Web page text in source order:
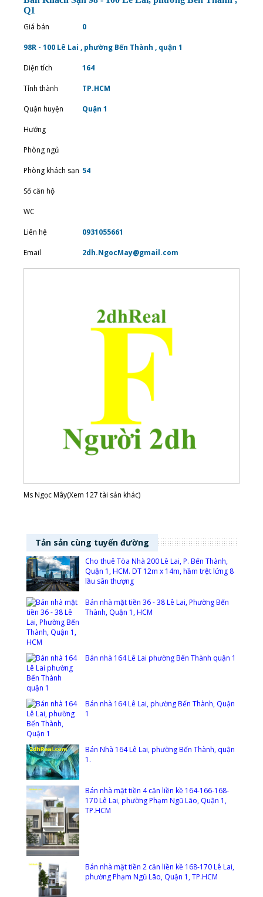
Q1
Giá bán
0
98R - 100 Lê Lai , phường Bến Thành , quận 1
Diện tích 164
Tỉnh thành TP.HCM
Quận huyện Quận 1
Hướng
Phòng ngủ
Phòng khách sạn 54
Số căn hộ
WC
Liên hệ 0931055661
Email 2dh.NgocMay@gmail.com
Ms Ngọc Mây(Xem 127 tài sản khác)
Tản sản cùng tuyến đường
Cho thuê Tòa Nhà 200 Lê Lai, P. Bến Thành,
Quận 1, HCM. DT 12m x 14m, hầm trệt lửng 8
lầu sân thượng
Bán nhà mặt tiền 36 - 38 Lê Lai, Phường Bến
Thành, Quận 1, HCM
Bán nhà 164 Lê Lai phường Bến Thành quận 1
Bán nhà 164 Lê Lai, phường Bến Thành, Quận
1
Bán Nhà 164 Lê Lai, phường Bến Thành, quận
1.
Bán nhà mặt tiền 4 căn liền kề 164-166-168-
170 Lê Lai, phường Phạm Ngũ Lão, Quận 1,
TP.HCM
Bán nhà mặt tiền 2 căn liền kề 168-170 Lê Lai,
phường Phạm Ngũ Lão, Quận 1, TP.HCM